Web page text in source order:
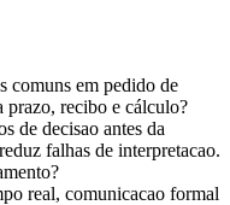
comuns em pedido de
prazo, recibo e cálculo?
de decisao antes da
falhas de interpretacao.
real, comunicacao formal